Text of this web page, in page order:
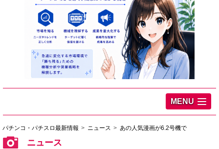
MENU
パチンコ・パチスロ最新情報 ニュース あの人気漫画が6.2号機で
ニュース